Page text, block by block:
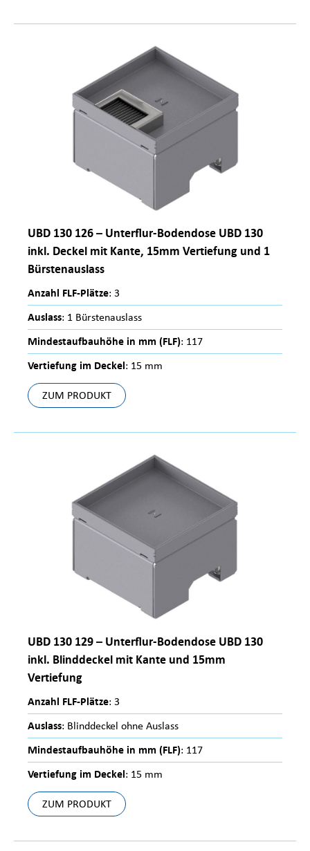
UBD 130 126 – Unterflur-Bodendose UBD 130
inkl. Deckel mit Kante, 15mm Vertiefung und 1
Bürstenauslass
Anzahl FLF-Plätze: 3
Auslass: 1 Bürstenauslass
Mindestaufbauhöhe in mm (FLF): 117
Vertiefung im Deckel: 15 mm
ZUM PRODUKT
UBD 130 129 – Unterflur-Bodendose UBD 130
inkl. Blinddeckel mit Kante und 15mm
Vertiefung
Anzahl FLF-Plätze: 3
Auslass: Blinddeckel ohne Auslass
Mindestaufbauhöhe in mm (FLF): 117
Vertiefung im Deckel: 15 mm
ZUM PRODUKT